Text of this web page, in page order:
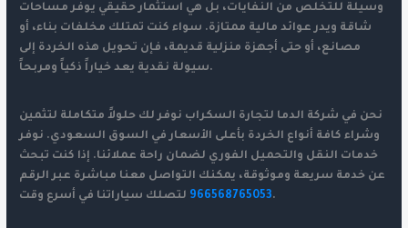
وسيلة للتخلص من النفايات، بل هي استثمار حقيقي يوفر مساحات
شاقة ويدر عوائد مالية ممتازة. سواء كنت تمتلك مخلفات بناء، أو
مصانع، أو حتى أجهزة منزلية قديمة، فإن تحويل هذه الخردة إلى
سيولة نقدية يعد خياراً ذكياً ومربحاً.
نحن في شركة الدما لتجارة السكراب نوفر لك حلولاً متكاملة لتثمين
وشراء كافة أنواع الخردة بأعلى الأسعار في السوق السعودي. نوفر
خدمات النقل والتحميل الفوري لضمان راحة عملائنا. إذا كنت تبحث
عن خدمة سريعة وموثوقة، يمكنك التواصل معنا مباشرة عبر الرقم
966568765053لتصلك سياراتنا في أسرع وقت.